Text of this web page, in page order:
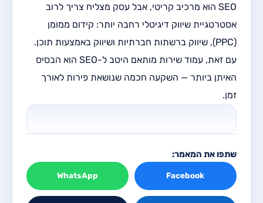
SEO הוא מרכיב קריטי, אבל עסק מצליח צריך לרוב
אסטרטגיית שיווק דיגיטלי רחבה יותר: קידום ממומן
(PPC), שיווק ברשתות חברתיות ושיווק באמצעות תוכן.
עם זאת, עמוד שירות מותאם היטב ל-SEO הוא הבסיס
האיתן ביותר — השקעה חכמה שנושאת פירות לאורך
זמן.
שתפו את המאמר:
Facebook
WhatsApp